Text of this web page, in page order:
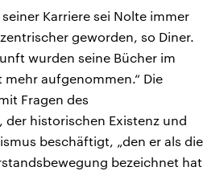
Karriere sei Nolte immer
geworden, so Diner.
wurden seine Bücher im
aufgenommen.“ Die
Fragen des
der historischen Existenz und
beschäftigt, „den er als die
bezeichnet hat